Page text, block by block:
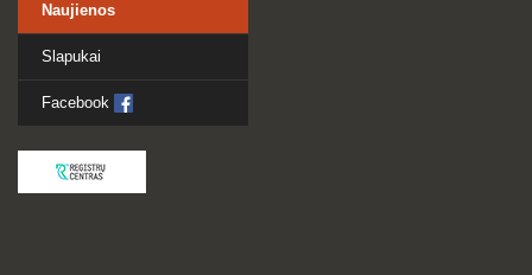
Naujienos
Slapukai
Facebook